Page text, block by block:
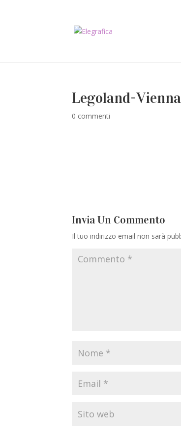
Legoland-
0 commenti
Invia Un Commento
Il tuo indirizzo email non sarà